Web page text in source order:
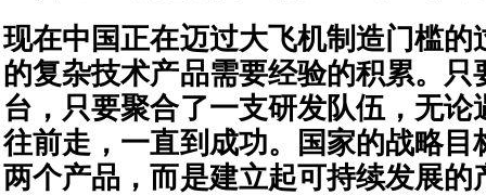
现在中国正在迈过大飞机制造门槛的
的复杂技术产品需要经验的积累。只
台，只要聚合了一支研发队伍，无论
往前走，一直到成功。国家的战略目
两个产品，而是建立起可持续发展的